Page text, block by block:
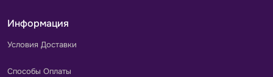
Информация
Условия Доставки
Способы Оплаты